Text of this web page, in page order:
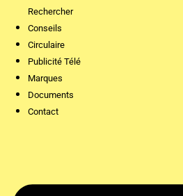
Rechercher
Conseils
Circulaire
Publicité Télé
Marques
Documents
Contact